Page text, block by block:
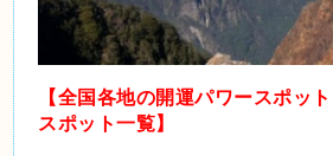
【全国各地の開運パワースポッ
スポット一覧】